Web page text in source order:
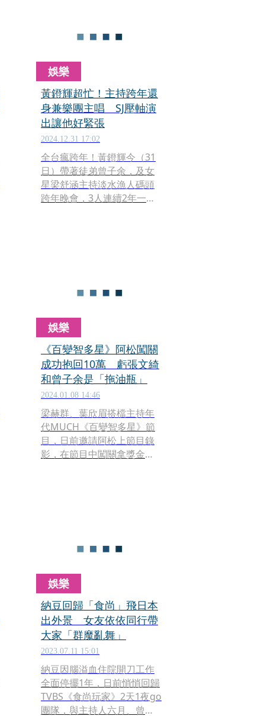
娛樂
黃鐙輝超忙！主持跨年還
身兼樂團主唱 SJ壓軸演
出讓他好緊張
2024.12.31 17:02
全台瘋跨年！黃鐙輝今（31
日）帶著徒弟曾子余，及女
星梁舒涵主持淡水漁人碼頭
跨年晚會，3人連續2年一起
娛樂
《百變智多星》阿松闖關
成功抱回10萬 虧張文綺
和曾子余是「拖油瓶」
2024.01.08 14:46
梁赫群、葉欣眉搭檔主持年
代MUCH《百變智多星》節
目，日前邀請阿松上節目錄
影，在節目中闖關拿獎金，
出運啦（台語）！」。
娛樂
納豆回歸「食尚」飛日本
出外景 女友依依同行帶
大家「群魔亂舞」
2023.07.11 15:01
納豆因腦溢血住院開刀工作
全面停擺1年，日前悄悄回歸
TVBS《食尚玩家》2天1夜go
團隊，與主持人六月、曾子